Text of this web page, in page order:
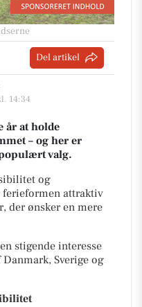
Del artikel
14:34
år at holde
– og her er
valg.
og
attraktiv
der ønsker en mere
stigende interesse
Sverige og